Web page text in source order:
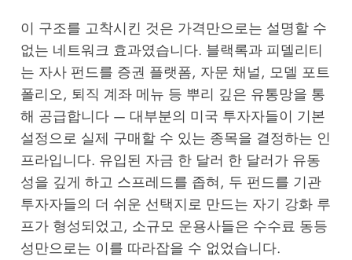
이 구조를 고착시킨 것은 가격만으로는 설명할 수
없는 네트워크 효과였습니다. 블랙록과 피델리티
는 자사 펀드를 증권 플랫폼, 자문 채널, 모델 포트
폴리오, 퇴직 계좌 메뉴 등 뿌리 깊은 유통망을 통
해 공급합니다 — 대부분의 미국 투자자들이 기본
설정으로 실제 구매할 수 있는 종목을 결정하는 인
프라입니다. 유입된 자금 한 달러 한 달러가 유동
성을 깊게 하고 스프레드를 좁혀, 두 펀드를 기관
투자자들의 더 쉬운 선택지로 만드는 자기 강화 루
프가 형성되었고, 소규모 운용사들은 수수료 동등
성만으로는 이를 따라잡을 수 없었습니다.